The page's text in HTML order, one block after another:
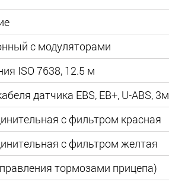
с модуляторами
ISO 7638, 12.5 м
датчика EBS, EB+, U-ABS, 3м
с фильтром красная
с фильтром желтая
тормозами прицепа)